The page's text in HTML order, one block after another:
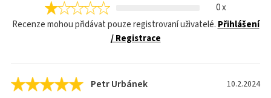
0 x
Recenze mohou přidávat pouze registrovaní uživatelé. Přihlášení
/ Registrace
Petr Urbánek 10.2.2024